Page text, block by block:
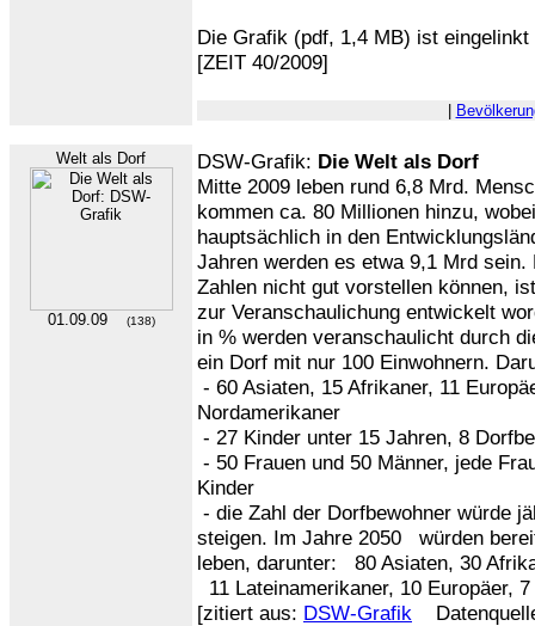
Die Grafik (pdf, 1,4 MB) ist
[ZEIT 40/2009]
Welt als Dorf
01.09.09 (138)
DSW-Grafik: Die Welt als Dorf
Mitte 2009 leben rund 6,8 Mrd.
kommen ca. 80 Millionen hinzu,
hauptsächlich in den
Jahren werden es etwa 9,1 Mrd
Zahlen nicht gut vorstellen können,
zur Veranschaulichung entwickelt
in % werden veranschaulicht durch
ein Dorf mit nur 100 Einwohnern.
- 60 Asiaten, 15 Afrikaner, 11
Nordamerikaner
- 27 Kinder unter 15 Jahren, 8
- 50 Frauen und 50 Männer, jede
Kinder
- die Zahl der Dorfbewohner würde
steigen. Im Jahre 2050 würden
leben, darunter: 80 Asiaten, 30
11 Lateinamerikaner, 10 Europäer,
[zitiert aus: DSW-Grafik